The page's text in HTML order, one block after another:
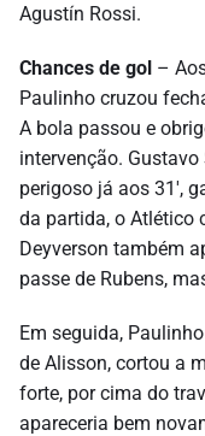
Agustín Rossi.
Chances de gol –
Paulinho cruzou
A bola passou e
intervenção.
perigoso já aos 31′,
da partida, o Atlético
Deyverson também
passe de Rubens,
Em seguida,
de Alisson, cortou a
forte, por cima do
apareceria bem